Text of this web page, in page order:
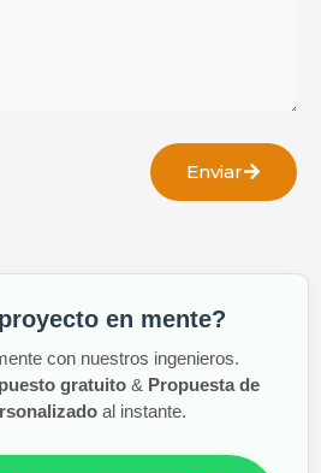
Enviar
en mente?
con nuestros ingenieros.
gratuito& Propuesta de
al instante.